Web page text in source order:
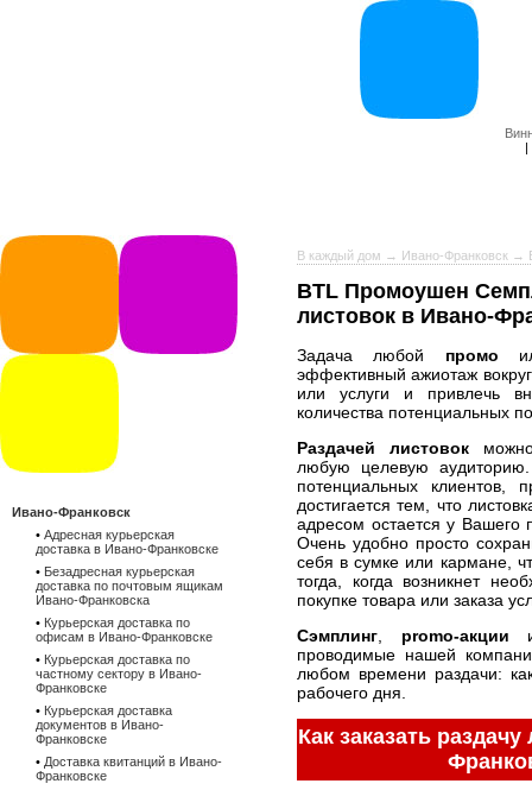
|
Ивано-Франковск
• Адресная курьерская
доставка в Ивано-Франковске
• Безадресная курьерская
доставка по почтовым ящикам
Ивано-Франковска
• Курьерская доставка по
офисам в Ивано-Франковске
• Курьерская доставка по
частному сектору в Ивано-
Франковске
• Курьерская доставка
документов в Ивано-
Франковске
• Доставка квитанций в Ивано-
Франковске
В каждый дом → Ивано-Франковск →
BTL Промоушен
листовок в Ивано-
Задача любой промо
эффективный ажиотаж
или услуги и привлечь
количества потенциальных
Раздачей листовок можно
любую целевую
потенциальных клиентов,
достигается тем, что
адресом остается у Вашего
Очень удобно просто
себя в сумке или кармане,
тогда, когда возникнет
покупке товара или заказа
Сэмплинг
promo-акции
проводимые нашей
любом времени раздачи:
рабочего дня.
Как заказать